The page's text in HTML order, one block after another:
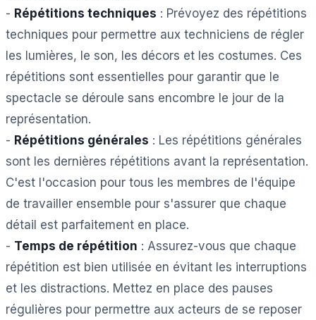
- Répétitions techniques : Prévoyez des répétitions
techniques pour permettre aux techniciens de régler
les lumières, le son, les décors et les costumes. Ces
répétitions sont essentielles pour garantir que le
spectacle se déroule sans encombre le jour de la
représentation.
- Répétitions générales : Les répétitions générales
sont les dernières répétitions avant la représentation.
C'est l'occasion pour tous les membres de l'équipe
de travailler ensemble pour s'assurer que chaque
détail est parfaitement en place.
- Temps de répétition : Assurez-vous que chaque
répétition est bien utilisée en évitant les interruptions
et les distractions. Mettez en place des pauses
régulières pour permettre aux acteurs de se reposer